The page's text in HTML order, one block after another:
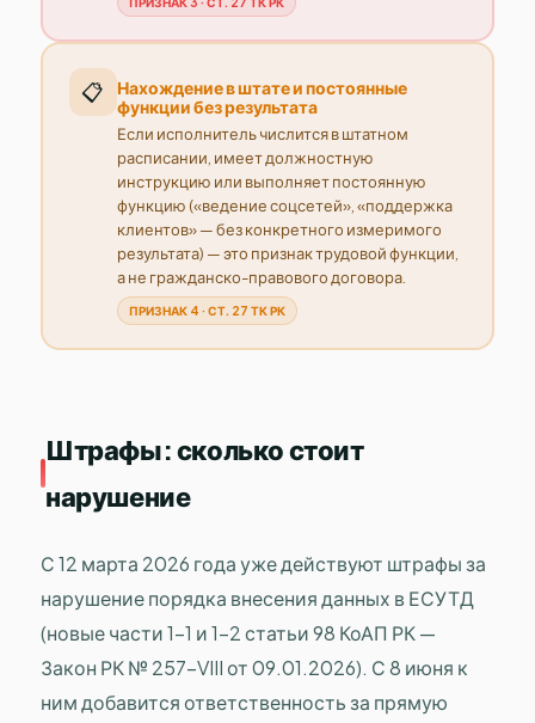
📋
Нахождение в штате и постоянные
функции без результата
Если исполнитель числится в штатном
расписании, имеет должностную
инструкцию или выполняет постоянную
функцию («ведение соцсетей», «поддержка
клиентов» — без конкретного измеримого
результата) — это признак трудовой функции,
а не гражданско-правового договора.
ПРИЗНАК 4 · СТ. 27 ТК РК
Штрафы: сколько стоит
нарушение
С 12 марта 2026 года уже действуют штрафы за
нарушение порядка внесения данных в ЕСУТД
(новые части 1-1 и 1-2 статьи 98 КоАП РК —
Закон РК № 257-VIII от 09.01.2026). С 8 июня к
ним добавится ответственность за прямую